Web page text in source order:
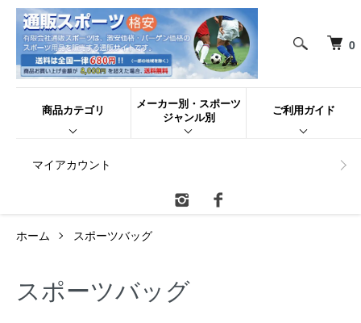
0
商品カテゴリ
メーカー別・スポーツ
ジャンル別
ご利用ガイド
マイアカウント
ホーム スポーツバッグ
スポーツバッグ